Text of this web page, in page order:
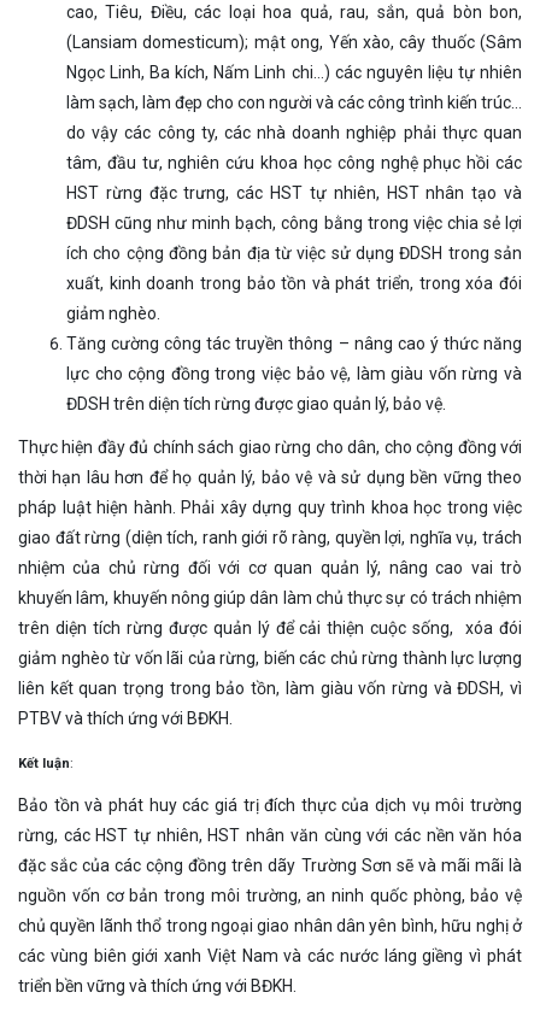
cao, Tiêu, Điều, các loại hoa quả, rau, sắn, quả bòn bon,
(Lansiam domesticum); mật ong, Yến xào, cây thuốc (Sâm
Ngọc Linh, Ba kích, Nấm Linh chi…) các nguyên liệu tự nhiên
làm sạch, làm đẹp cho con người và các công trình kiến trúc…
do vậy các công ty, các nhà doanh nghiệp phải thực quan
tâm, đầu tư, nghiên cứu khoa học công nghệ phục hồi các
HST rừng đặc trưng, các HST tự nhiên, HST nhân tạo và
ĐDSH cũng như minh bạch, công bằng trong việc chia sẻ lợi
ích cho cộng đồng bản địa từ việc sử dụng ĐDSH trong sản
xuất, kinh doanh trong bảo tồn và phát triển, trong xóa đói
giảm nghèo.
Tăng cường công tác truyền thông – nâng cao ý thức năng
lực cho cộng đồng trong việc bảo vệ, làm giàu vốn rừng và
ĐDSH trên diện tích rừng được giao quản lý, bảo vệ.
Thực hiện đầy đủ chính sách giao rừng cho dân, cho cộng đồng với
thời hạn lâu hơn để họ quản lý, bảo vệ và sử dụng bền vững theo
pháp luật hiện hành. Phải xây dựng quy trình khoa học trong việc
giao đất rừng (diện tích, ranh giới rõ ràng, quyền lợi, nghĩa vụ, trách
nhiệm của chủ rừng đối với cơ quan quản lý, nâng cao vai trò
khuyến lâm, khuyến nông giúp dân làm chủ thực sự có trách nhiệm
trên diện tích rừng được quản lý để cải thiện cuộc sống, xóa đói
giảm nghèo từ vốn lãi của rừng, biến các chủ rừng thành lực lượng
liên kết quan trọng trong bảo tồn, làm giàu vốn rừng và ĐDSH, vì
PTBV và thích ứng với BĐKH.
Kết luận:
Bảo tồn và phát huy các giá trị đích thực của dịch vụ môi trường
rừng, các HST tự nhiên, HST nhân văn cùng với các nền văn hóa
đặc sắc của các cộng đồng trên dãy Trường Sơn sẽ và mãi mãi là
nguồn vốn cơ bản trong môi trường, an ninh quốc phòng, bảo vệ
chủ quyền lãnh thổ trong ngoại giao nhân dân yên bình, hữu nghị ở
các vùng biên giới xanh Việt Nam và các nước láng giềng vì phát
triển bền vững và thích ứng với BĐKH.